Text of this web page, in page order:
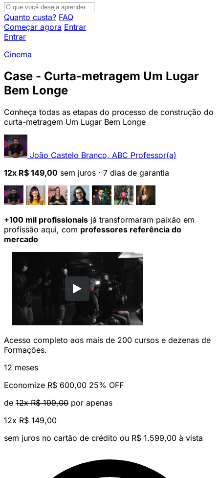
Quanto custa? FAQ
Começar agora Entrar
Entrar
Cinema
Case - Curta-metragem Um Lugar
Bem Longe
Conheça todas as etapas do processo de construção do
curta-metragem Um Lugar Bem Longe
João Castelo Branco, ABC Professor(a)
12x R$ 149,00 sem juros · 7 dias de garantia
+100 mil profissionais já transformaram paixão em
profissão aqui, com professores referência do
mercado
Acesso completo aos mais de 200 cursos e dezenas de
Formações.
12 meses
Economize R$ 600,00 25% OFF
de 12x R$ 199,00 por apenas
12x R$ 149,00
sem juros no cartão de crédito ou R$ 1.599,00 à vista